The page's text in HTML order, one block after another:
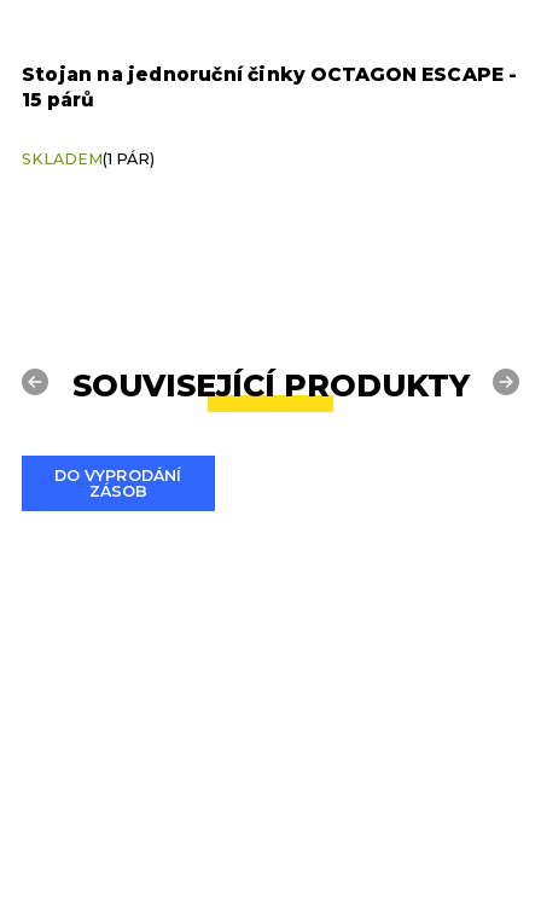
Stojan na jednoruční činky OCTAGON ESCAPE -
15 párů
SKLADEM(1 PÁR)
SOUVISEJÍCÍ PRODUKTY
Previous
DO VYPRODÁNÍ
ZÁSOB
Next